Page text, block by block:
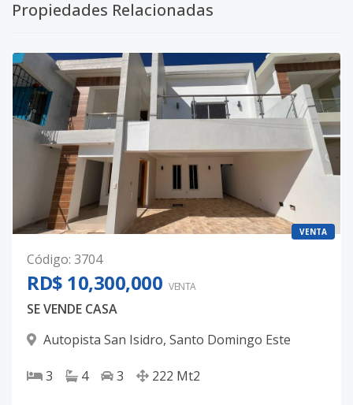
Propiedades Relacionadas
VENTA
Código: 3704
RD$ 10,300,000 VENTA
SE VENDE CASA
Autopista San Isidro, Santo Domingo Este
3 4 3 222 Mt2